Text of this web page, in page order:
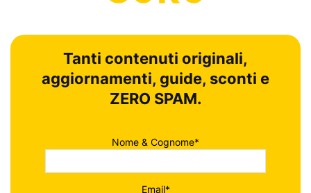
Tanti contenuti originali,
aggiornamenti, guide, sconti e
ZERO SPAM.
Nome & Cognome*
Email*